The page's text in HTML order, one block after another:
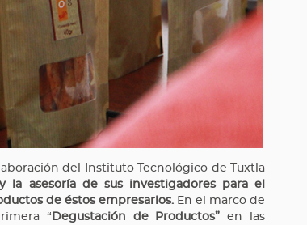
del Instituto Tecnológico de Tuxtla
la asesoría de sus investigadores para el
de éstos empresarios. En el marco de
“ Degustación de Productos” en las